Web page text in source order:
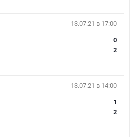
13.07.21 в 17:00
0
2
13.07.21 в 14:00
1
2